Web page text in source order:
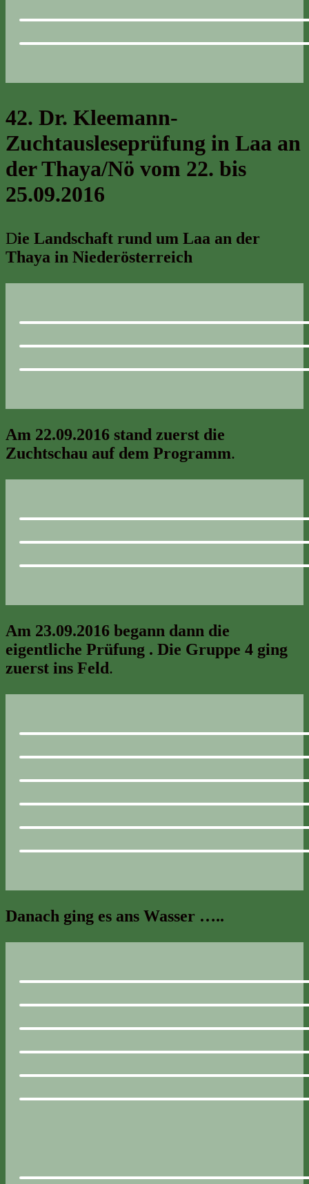
42. Dr. Kleemann-
Zuchtausleseprüfung in Laa an
der Thaya/Nö vom 22. bis
25.09.2016
Die Landschaft rund um Laa an der
Thaya in Niederösterreich
Am 22.09.2016 stand zuerst die
Zuchtschau auf dem Programm.
Am 23.09.2016 begann dann die
eigentliche Prüfung . Die Gruppe 4 ging
zuerst ins Feld.
Danach ging es ans Wasser …..